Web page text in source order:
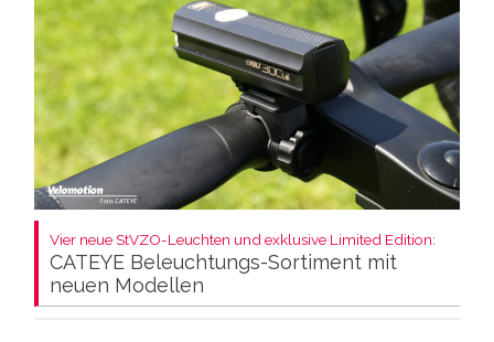
Vier neue StVZO-Leuchten und exklusive Limited Edition:
CATEYE Beleuchtungs-Sortiment mit
neuen Modellen